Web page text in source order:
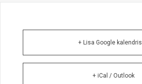
+ Lisa Google
+ iCal / Outlook